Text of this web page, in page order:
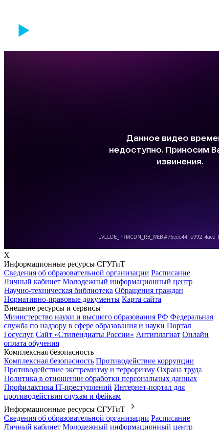
X
Информационные ресурсы СГУГиТ
Сведения об образовательной организации Расписание
Личный кабинет Молодежный информационный центр
Научно-техническая библиотека Обращения граждан
Нормативно-правовые документы Карта сайта
Внешние ресурсы и сервисы
Министерство науки и высшего образования РФ Федеральная
служба по надзору в сфере образования и науки Портал
Госуслуг Сайт «Стипендиаты России» Антиплагиат Онлайн
оплата обучения
Комплексная безопасность
Комплексная безопасность Противодействие коррупции
Противодействие экстремизму и терроризму Охрана труда
Политика в отношении обработки персональных данных
Профилактика IT-преступлений Интернет-портал для
противодействия слухам и фейкам
Информационные ресурсы СГУГиТ
Сведения об образовательной организации Расписание
Личный кабинет Молодежный информационный центр